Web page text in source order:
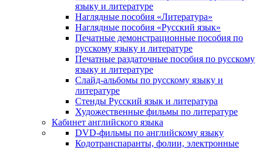
языку и литературе
Наглядные пособия «Литература»
Наглядные пособия «Русский язык»
Печатные демонстрационные пособия по
русскому языку и литературе
Печатные раздаточные пособия по русскому
языку и литературе
Слайд-альбомы по русскому языку и
литературе
Стенды Русский язык и литература
Художественные фильмы по литературе
Кабинет английского языка
DVD-фильмы по английскому языку
Кодотранспаранты, фолии, электронные